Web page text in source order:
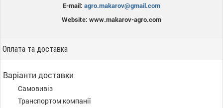
E-mail: agro.makarov@gmail.com
Website: www.makarov-agro.com
Оплата та доставка
Варіанти доставки
Самовивіз
Транспортом компанії